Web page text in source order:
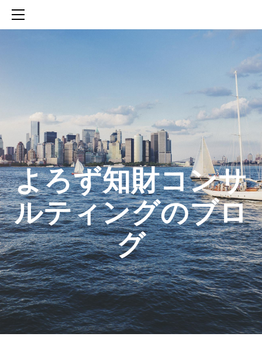
​よろず知財コンサ
ルティングのブロ
グ
SERVICES
知財活動のROICへの貢献
生成AIを活用した知財戦略の策定方法
生成AIとの「壁打ち」で、新たな発明を創出する方法